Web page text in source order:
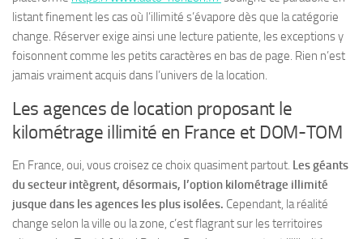
listant finement les cas où l’illimité s’évapore dès que la catégorie
change. Réserver exige ainsi une lecture patiente, les exceptions y
foisonnent comme les petits caractères en bas de page. Rien n’est
jamais vraiment acquis dans l’univers de la location.
Les agences de location proposant le
kilométrage illimité en France et DOM-TOM
En France, oui, vous croisez ce choix quasiment partout. Les géants
du secteur intègrent, désormais, l’option kilométrage illimité
jusque dans les agences les plus isolées. Cependant, la réalité
change selon la ville ou la zone, c’est flagrant sur les territoires